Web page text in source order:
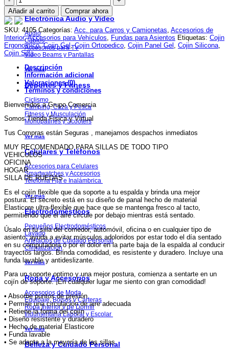
Electrónica Audio y Video
Audio
Cables
Accesorios para TV
Video Beams y Pantallas
Ver más
Deportes y Fitness
Ciclismo
Camping, Caza y Pesca
Fitness y Musculación
Monopatines y Scooters
Ver más
Celulares y Teléfonos
Accesorios para Celulares
Smartwatches y Accesorios
Telefonía Fija e Inalámbrica
Ver más
Electrodomésticos
Pequeños Electrodomésticos
Lavado
Artefactos de Cuidado Personal
Climatización
Ver más
Ropa y Accesorios
Accesorios de Moda
Equipaje, Bolsos y Carteras
Ropa Interior y de Dormir
Indumentaria Laboral y Escolar
Ver más
Belleza y Cuidado Personal
Ergonómico
En
Silicona
Almohada
Silla
Para
Carro
cantidad
Añadir al carrito Comprar ahora
SKU: 4105 Categorías: Acc. para Carros y Camionetas, Accesorios de
Interior,Accesorios para Vehículos, Fundas para Asientos Etiquetas: Cojin
Ergonomico,Cojin Gel ,Cojin Ortopedico, Cojin Panel Gel , Cojin Silicona,
Cojin Silla
Descripción
Información adicional
Valoraciones (0)
Términos y condiciones
Bienvenidos a Grupo Comercia
Somos Tienda Fisica y Virtual
Tus Compras están Seguras , manejamos despachos inmediatos
MUY RECOMENDADO PARA SILLAS DE TODO TIPO
VEHICULOS
OFICINA
HOGAR
SILLA DE RUEDAS
Es el cojín flexible que da soporte a tu espalda y brinda una mejor
postura. El secreto está en su diseño de panal hecho de material
Elasticore ultra-flexible que hace que se mantenga fresco al tacto,
permitiendo que el aire circule por debajo mientras está sentado.
Úsalo en tu silla del comedor, automóvil, oficina o en cualquier tipo de
asiento. ayuda a evitar músculos adoloridos por estar todo el día sentado
en su computadora o por el dolor en la parte baja de la espalda al conducir
trayectos largos. Brinda comodidad, es resistente y duradero. Incluye una
funda lavable y antideslizante.
Para un soporte optimo y una mejor postura, comienza a sentarte en un
cojín de soporte. ¡En cualquier lugar me siento con gran comodidad!
• Absorbe puntos de presión
• Permite una circulación de aire adecuada
• Retiene la forma del cojín
• Diseño resistente y duradero
• Hecho de material Elasticore
• Funda lavable
• Se adapta a la mayoría de las sillas